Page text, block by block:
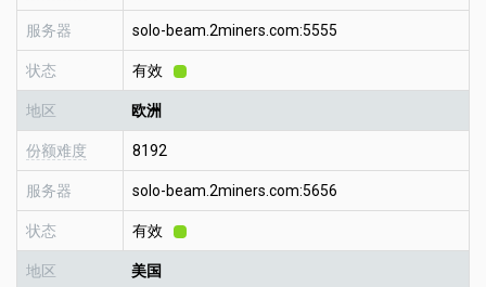
服务器 solo-beam.2miners.com:5555
状态 有效
地区 欧洲
份额难度 8192
服务器 solo-beam.2miners.com:5656
状态 有效
地区 美国